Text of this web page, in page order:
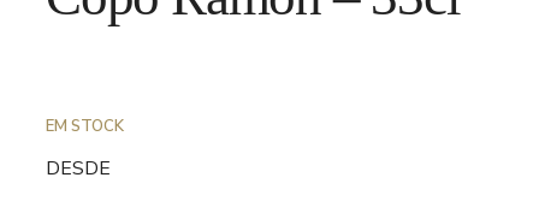
EM STOCK
DESDE